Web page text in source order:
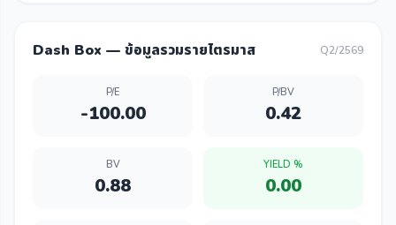
Dash Box — ข้อมูลรวมรายไตรมาส Q2/2569
P/E
-100.00
P/BV
0.42
BV
0.88
YIELD %
0.00